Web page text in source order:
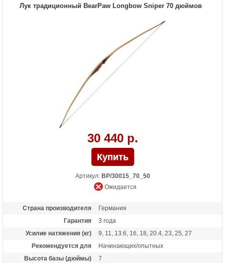
Лук традиционный BearPaw Longbow Sniper 70 дюймов
30 440 р.
Артикул: BP/30015_70_50
Ожидается
Страна производителя
Германия
Гарантия
3 года
Усилие натяжения (кг)
9, 11, 13.6, 16, 18, 20.4, 23, 25, 27
Рекомендуется для
Начинающих/опытных
Высота базы (дюймы)
7